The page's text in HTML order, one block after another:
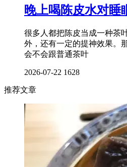
晚上喝陈皮水对睡
很多人都把陈皮当成一种茶
外，还有一定的提神效果。
会不会跟普通茶叶
2026-07-22 1628
推荐文章